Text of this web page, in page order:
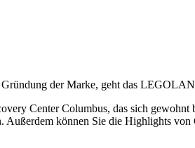
der Marke, geht das
Center Columbus, das sich
können Sie die Highlights